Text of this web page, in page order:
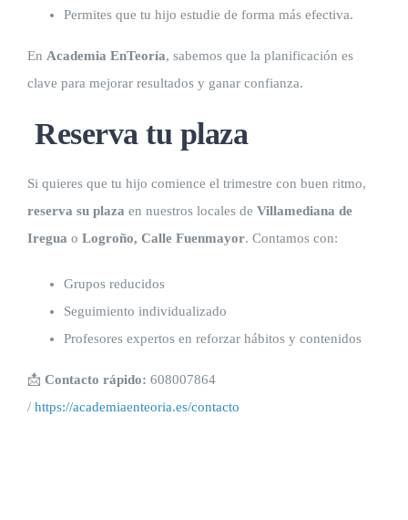
Permites que tu hijo estudie de forma más efectiva.
En Academia EnTeoría, sabemos que la planificación es
clave para mejorar resultados y ganar confianza.
Reserva tu plaza
Si quieres que tu hijo comience el trimestre con buen ritmo,
reserva su plaza en nuestros locales de Villamediana de
Iregua o Logroño, Calle Fuenmayor. Contamos con:
Grupos reducidos
Seguimiento individualizado
Profesores expertos en reforzar hábitos y contenidos
📩 Contacto rápido: 608007864
/ https://academiaenteoria.es/contacto